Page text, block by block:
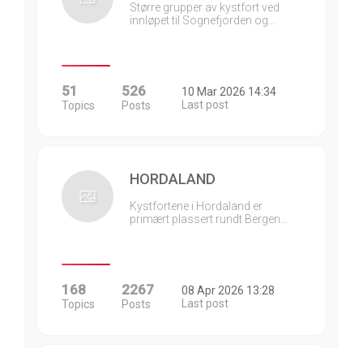
Større grupper av kystfort ved
innløpet til Sognefjorden og…
51
Topics
526
Posts
10 Mar 2026 14:34
Last post
HORDALAND
Kystfortene i Hordaland er
primært plassert rundt Bergen…
168
Topics
2267
Posts
08 Apr 2026 13:28
Last post